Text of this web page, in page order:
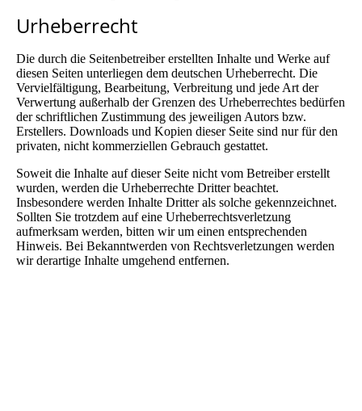
Urheberrecht
Die durch die Seitenbetreiber erstellten Inhalte und Werke auf
diesen Seiten unterliegen dem deutschen Urheberrecht. Die
Vervielfältigung, Bearbeitung, Verbreitung und jede Art der
Verwertung außerhalb der Grenzen des Urheberrechtes bedürfen
der schriftlichen Zustimmung des jeweiligen Autors bzw.
Erstellers. Downloads und Kopien dieser Seite sind nur für den
privaten, nicht kommerziellen Gebrauch gestattet.
Soweit die Inhalte auf dieser Seite nicht vom Betreiber erstellt
wurden, werden die Urheberrechte Dritter beachtet.
Insbesondere werden Inhalte Dritter als solche gekennzeichnet.
Sollten Sie trotzdem auf eine Urheberrechtsverletzung
aufmerksam werden, bitten wir um einen entsprechenden
Hinweis. Bei Bekanntwerden von Rechtsverletzungen werden
wir derartige Inhalte umgehend entfernen.